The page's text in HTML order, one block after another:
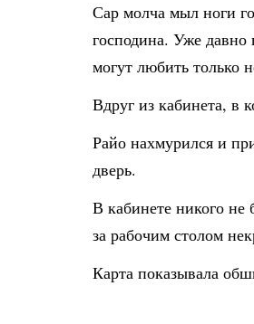
Сар молча мыл ноги
господина. Уже давно
могут любить только
Вдруг из кабинета, в
Райо нахмурился и
дверь.
В кабинете никого не
за рабочим столом
Карта показывала